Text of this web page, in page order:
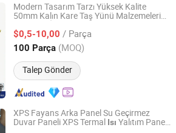
Modern Tasarım Tarzı Yüksek Kalite
50mm Kalın Kare Taş Yünü Malzemeleri
İzolasyon Projesi için
$0,5-10,00 / Parça
100 Parça (MOQ)
Talep Gönder
Energy Saving Technology Co., Ltd
Fiyat 2025
XPS Fayans Arka Panel Su Geçirmez
Duvar Paneli XPS Termal Isı Yalıtım Paneli
MATERIAL TECH. CO., LTD.